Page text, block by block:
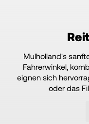
Mulholland's
Fahrerwinkel,
eignen sich
oder das